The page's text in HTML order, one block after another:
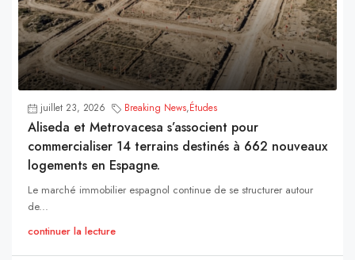
juillet 23, 2026 Breaking News,Études
Aliseda et Metrovacesa s’associent pour
commercialiser 14 terrains destinés à 662 nouveaux
logements en Espagne.
Le marché immobilier espagnol continue de se structurer autour
de...
continuer la lecture